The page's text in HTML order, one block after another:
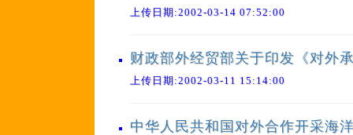
上传日期:2002-03-14 07:52:00
财政部外经贸部关于印发《对外
上传日期:2002-03-11 15:14:00
中华人民共和国对外合作开采海